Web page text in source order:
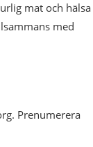
mat och hälsa
med
Prenumerera